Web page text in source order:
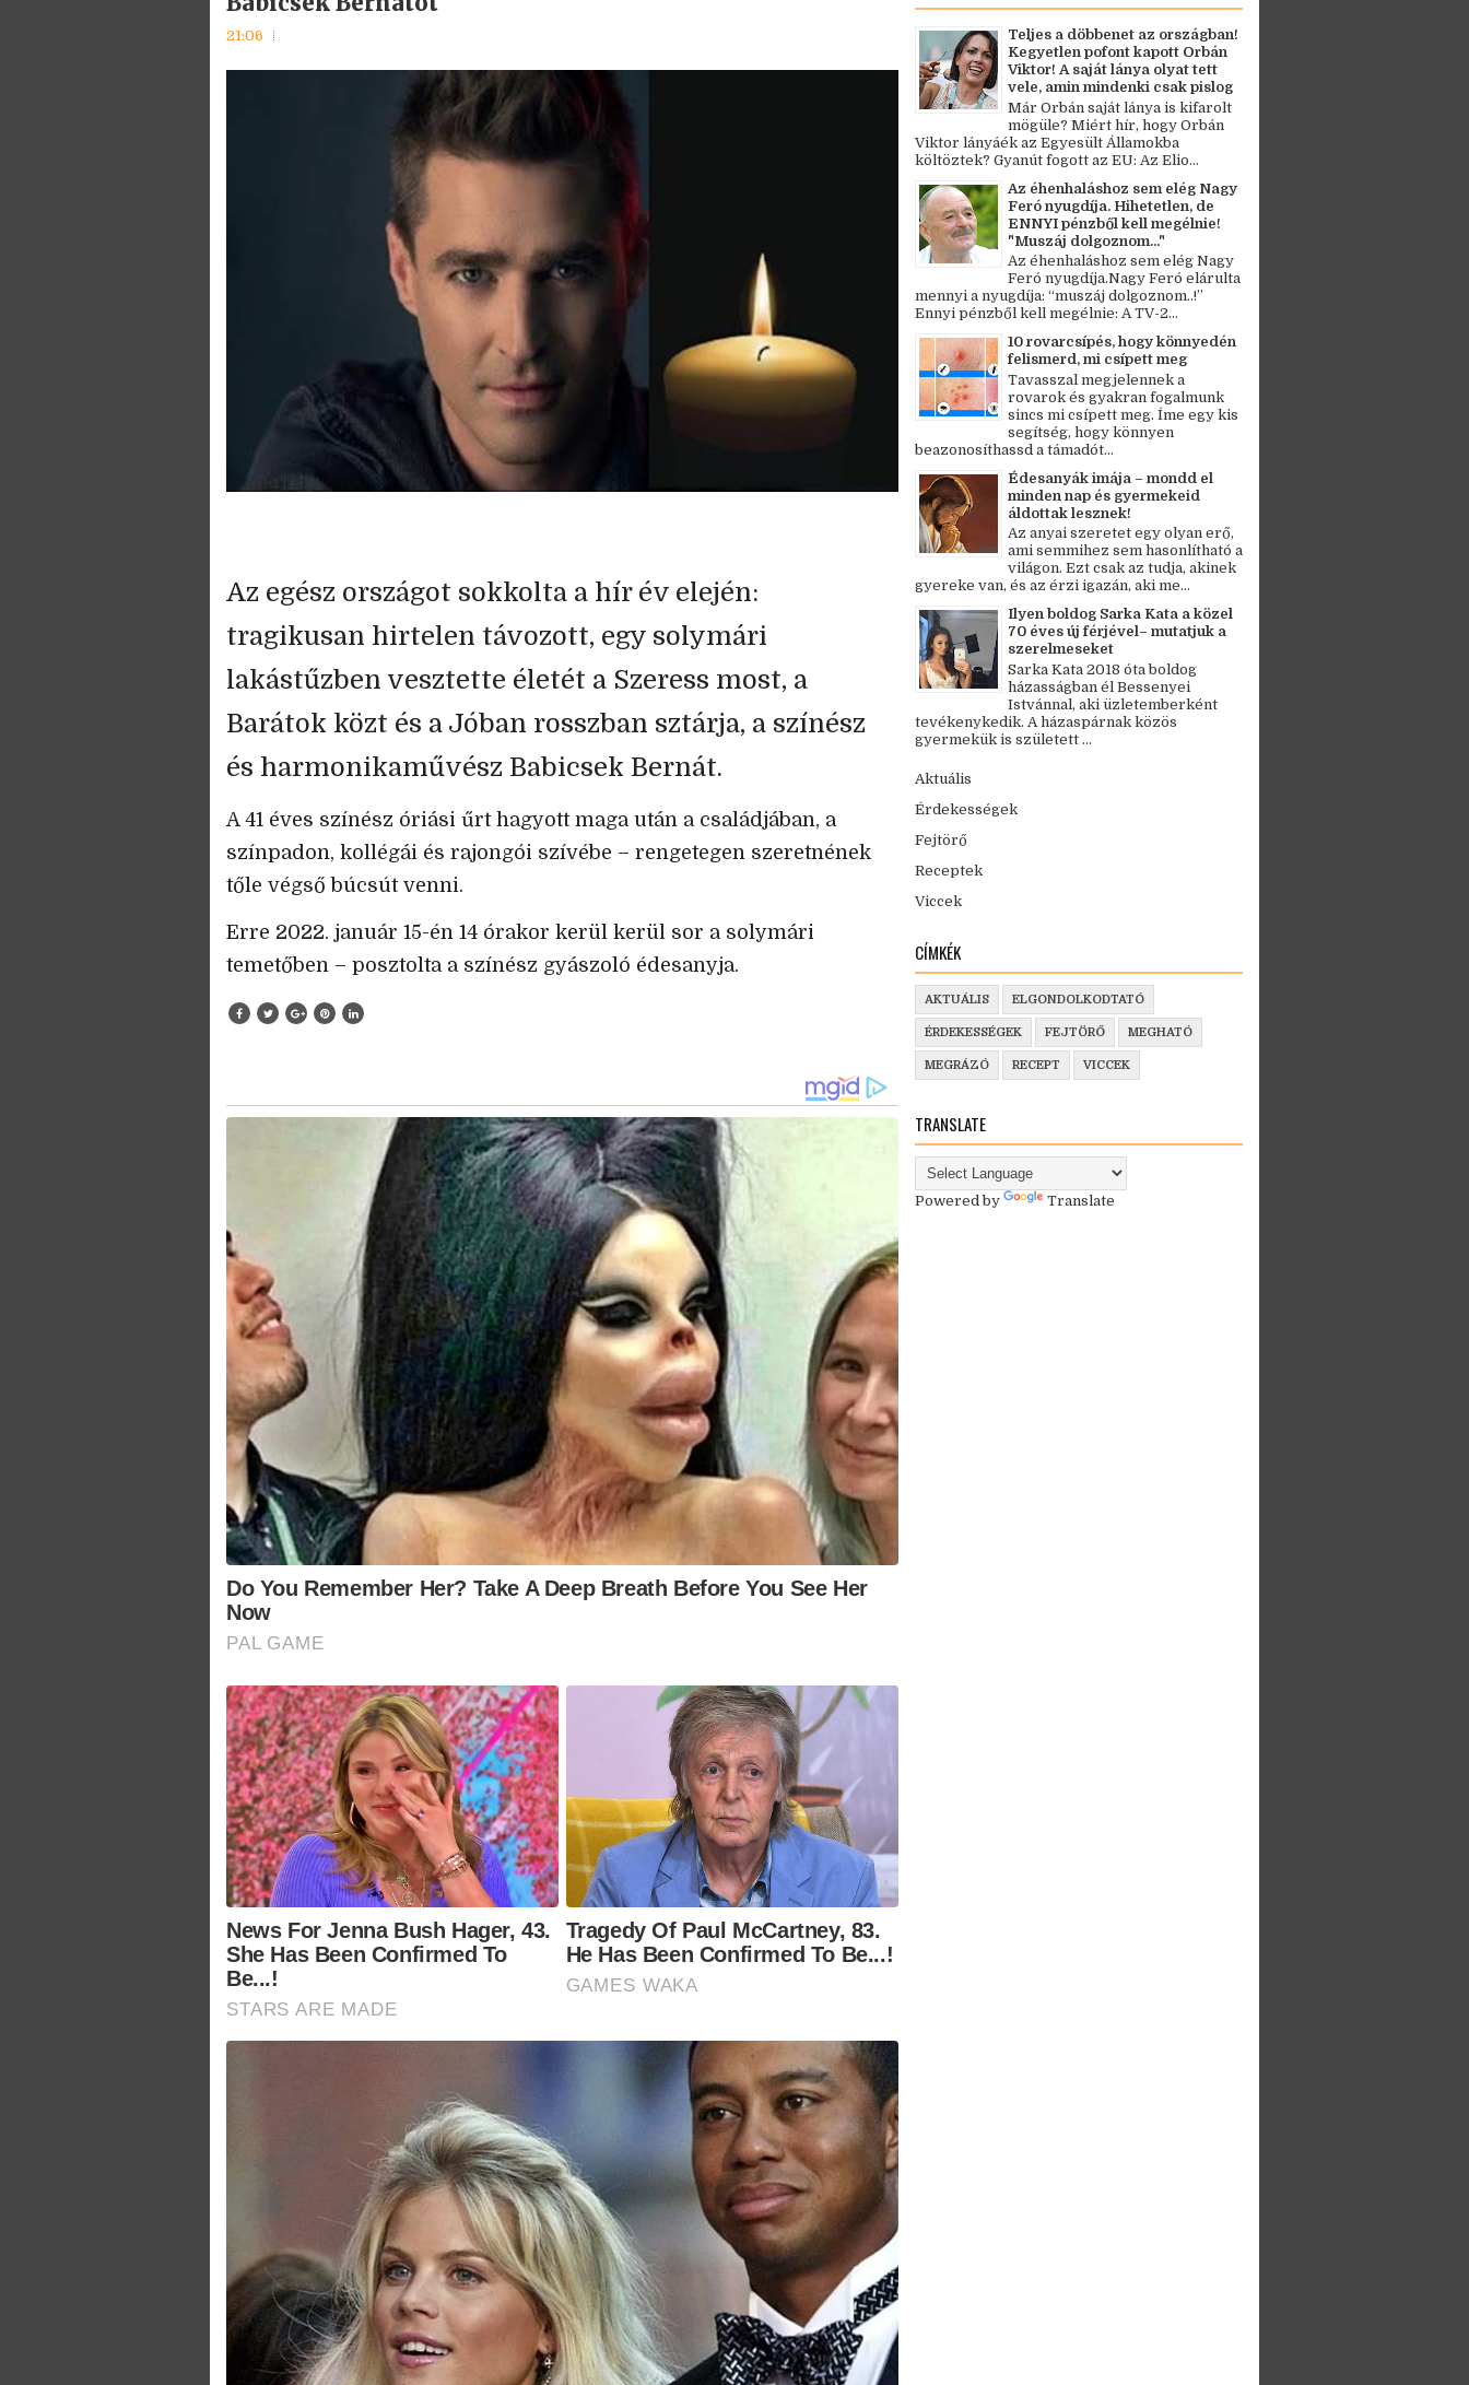
21:06
Az egész országot sokkolta a hír év elején:
tragikusan hirtelen távozott, egy solymári
lakástűzben vesztette életét a Szeress most, a
Barátok közt és a Jóban rosszban sztárja, a színész
és harmonikaművész Babicsek Bernát.
A 41 éves színész óriási űrt hagyott maga után a családjában, a
színpadon, kollégái és rajongói szívébe – rengetegen szeretnének
tőle végső búcsút venni.
Erre 2022. január 15-én 14 órakor kerül kerül sor a solymári
temetőben – posztolta a színész gyászoló édesanyja.
Do You Remember Her? Take A Deep Breath Before You See Her
Now
PAL GAME
News For Jenna Bush Hager, 43.
She Has Been Confirmed To
Be...!
STARS ARE MADE
Tragedy Of Paul McCartney, 83.
He Has Been Confirmed To Be...!
GAMES WAKA
Teljes a döbbenet az országban!
Kegyetlen pofont kapott Orbán
Viktor! A saját lánya olyat tett
vele, amin mindenki csak pislog
Már Orbán saját lánya is kifarolt
mögüle? Miért hír, hogy Orbán
Viktor lányáék az Egyesült Államokba
költöztek? Gyanút fogott az EU: Az Elio...
Az éhenhaláshoz sem elég Nagy
Feró nyugdíja. Hihetetlen, de
ENNYI pénzből kell megélnie!
"Muszáj dolgoznom..."
Az éhenhaláshoz sem elég Nagy
Feró nyugdíja.Nagy Feró elárulta
mennyi a nyugdíja: “muszáj dolgoznom..!”
Ennyi pénzből kell megélnie: A TV-2...
10 rovarcsípés, hogy könnyedén
felismerd, mi csípett meg
Tavasszal megjelennek a
rovarok és gyakran fogalmunk
sincs mi csípett meg. Íme egy kis
segítség, hogy könnyen
beazonosíthassd a támadót...
Édesanyák imája – mondd el
minden nap és gyermekeid
áldottak lesznek!
Az anyai szeretet egy olyan erő,
ami semmihez sem hasonlítható a
világon. Ezt csak az tudja, akinek
gyereke van, és az érzi igazán, aki me...
Ilyen boldog Sarka Kata a közel
70 éves új férjével– mutatjuk a
szerelmeseket
Sarka Kata 2018 óta boldog
házasságban él Bessenyei
Istvánnal, aki üzletemberként
tevékenykedik. A házaspárnak közös
gyermekük is született ...
Aktuális
Érdekességek
Fejtörő
Receptek
Viccek
CÍMKÉK
AKTUÁLIS ELGONDOLKODTATÓ
ÉRDEKESSÉGEK FEJTÖRŐ MEGHATÓ
MEGRÁZÓ RECEPT VICCEK
TRANSLATE
Powered by Translate